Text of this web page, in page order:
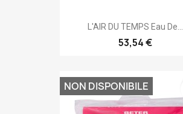
L'AIR DU TEMPS Eau De...
53,54 €
NON DISPONIBILE